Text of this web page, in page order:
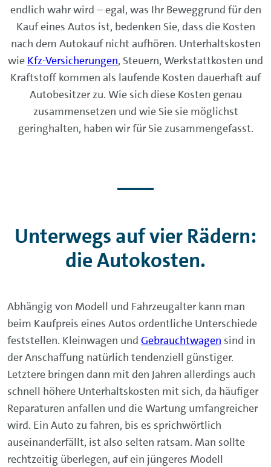
endlich wahr wird – egal, was Ihr Beweggrund für den
Kauf eines Autos ist, bedenken Sie, dass die Kosten
nach dem Autokauf nicht aufhören. Unterhaltskosten
wie Kfz-Versicherungen, Steuern, Werkstattkosten und
Kraftstoff kommen als laufende Kosten dauerhaft auf
Autobesitzer zu. Wie sich diese Kosten genau
zusammensetzen und wie Sie sie möglichst
geringhalten, haben wir für Sie zusammengefasst.
Unterwegs auf vier Rädern:
die Autokosten.
Abhängig von Modell und Fahrzeugalter kann man
beim Kaufpreis eines Autos ordentliche Unterschiede
feststellen. Kleinwagen und Gebrauchtwagen sind in
der Anschaffung natürlich tendenziell günstiger.
Letztere bringen dann mit den Jahren allerdings auch
schnell höhere Unterhaltskosten mit sich, da häufiger
Reparaturen anfallen und die Wartung umfangreicher
wird. Ein Auto zu fahren, bis es sprichwörtlich
auseinanderfällt, ist also selten ratsam. Man sollte
rechtzeitig überlegen, auf ein jüngeres Modell